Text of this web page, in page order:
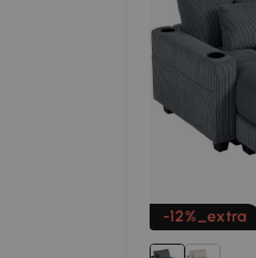
-12%_extra